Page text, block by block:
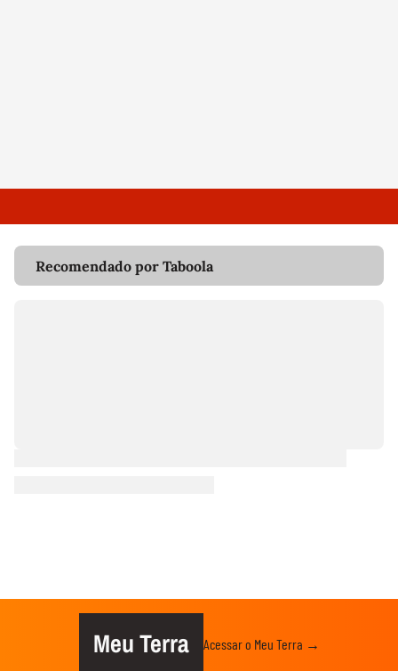
Recomendado por Taboola
Meu Terra Acessar o Meu Terra →